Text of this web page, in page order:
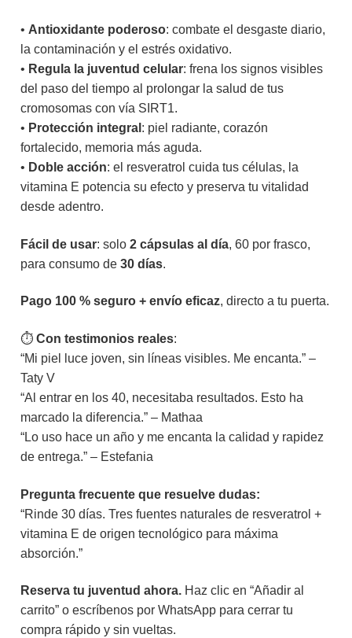
• Antioxidante poderoso: combate el desgaste diario,
la contaminación y el estrés oxidativo.
• Regula la juventud celular: frena los signos visibles
del paso del tiempo al prolongar la salud de tus
cromosomas con vía SIRT1.
• Protección integral : piel radiante, corazón
fortalecido, memoria más aguda.
• Doble acción: el resveratrol cuida tus células, la
vitamina E potencia su efecto y preserva tu vitalidad
desde adentro.
Fácil de usar: solo 2 cápsulas al día, 60 por frasco,
para consumo de 30 días.
Pago 100 % seguro + envío eficaz, directo a tu puerta.
⏱ Con testimonios reales:
“Mi piel luce joven, sin líneas visibles. Me encanta.” –
Taty V
“Al entrar en los 40, necesitaba resultados. Esto ha
marcado la diferencia.” – Mathaa
“Lo uso hace un año y me encanta la calidad y rapidez
de entrega.” – Estefania
Pregunta frecuente que resuelve dudas:
“Rinde 30 días. Tres fuentes naturales de resveratrol +
vitamina E de origen tecnológico para máxima
absorción.”
Reserva tu juventud ahora.Haz clic en “Añadir al
carrito” o escríbenos por WhatsApp para cerrar tu
compra rápido y sin vueltas.